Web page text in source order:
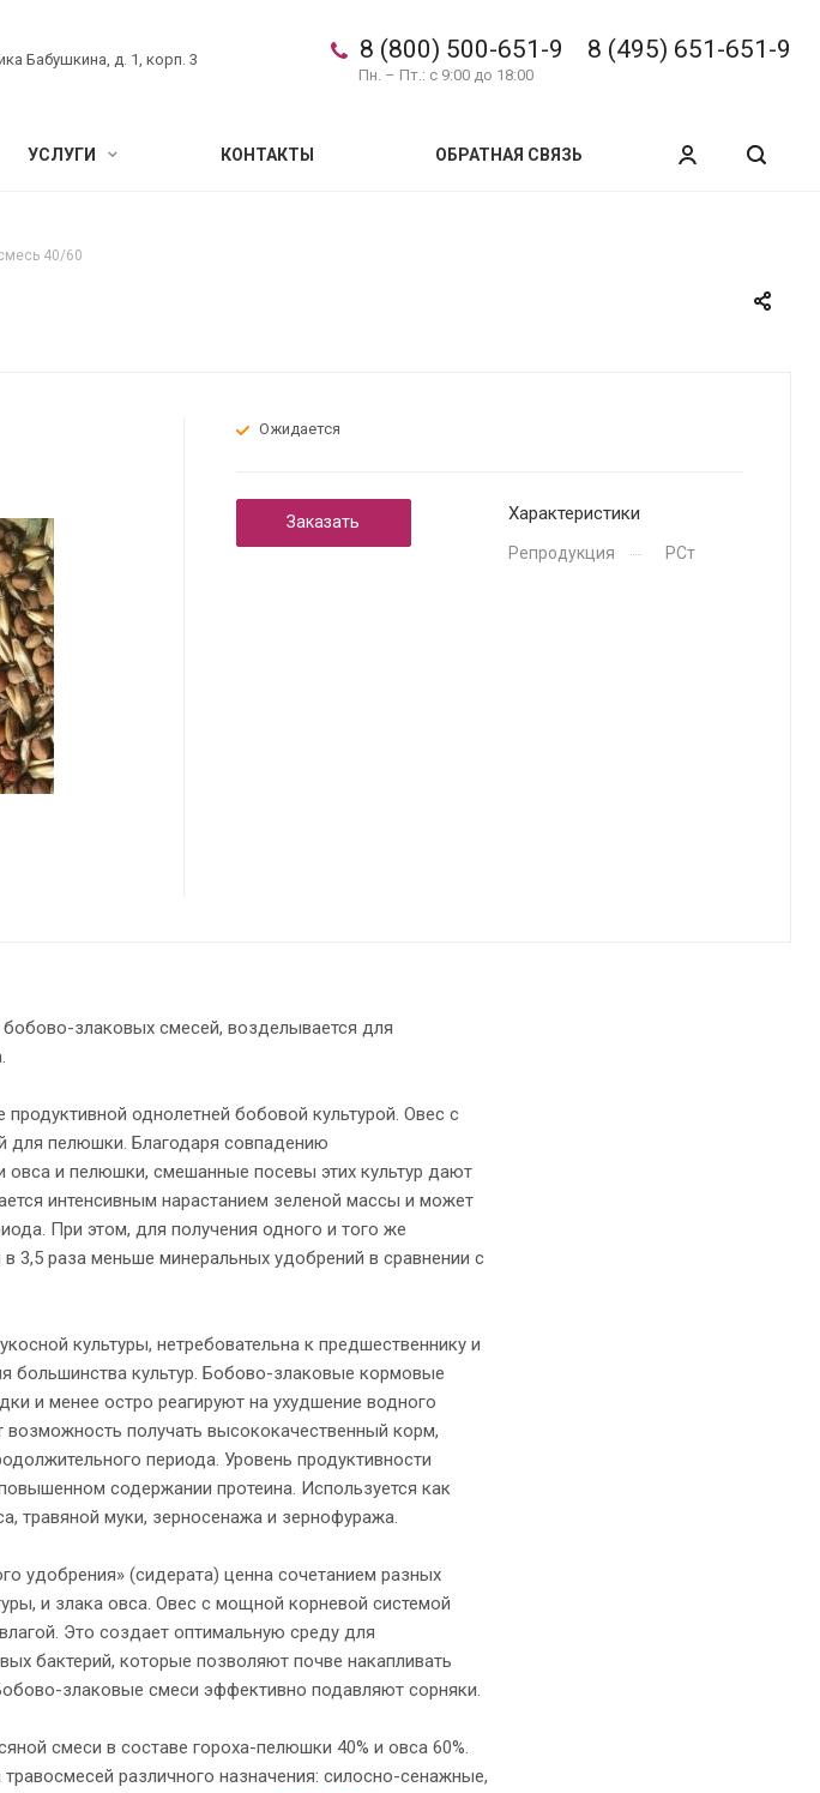
8 (800) 500-651-9 8 (495) 651-651-9
Пн. – Пт.: с 9:00 до 18:00
Бабушкина, д. 1, корп. 3
УСЛУГИ КОНТАКТЫ ОБРАТНАЯ СВЯЗЬ
40/60
Ожидается
Заказать Характеристики
Репродукция РСт
злаковых смесей, возделывается для
однолетней бобовой культурой. Овес с
для пелюшки. Благодаря совпадению
овса и пелюшки, смешанные посевы этих культур дают
интенсивным нарастанием зеленой массы и может
При этом, для получения одного и того же
3,5 раза меньше минеральных удобрений в сравнении с
культуры, нетребовательна к предшественнику и
большинства культур. Бобово-злаковые кормовые
и менее остро реагируют на ухудшение водного
получать высококачественный корм,
периода. Уровень продуктивности
содержании протеина. Используется как
травяной муки, зерносенажа и зернофуража.
удобрения» (сидерата) ценна сочетанием разных
и злака овса. Овес с мощной корневой системой
Это создает оптимальную среду для
бактерий, которые позволяют почве накапливать
злаковые смеси эффективно подавляют сорняки.
смеси в составе гороха-пелюшки 40% и овса 60%.
различного назначения: силосно-сенажные,